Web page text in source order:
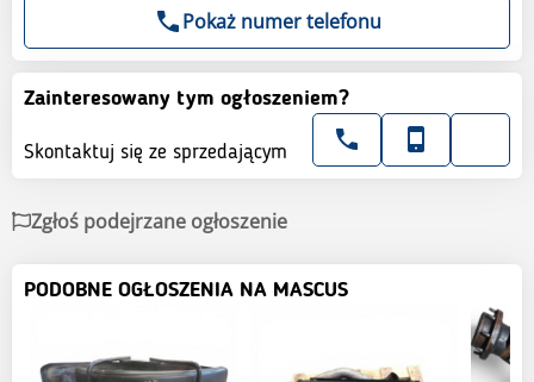
Pokaż numer telefonu
Zainteresowany tym ogłoszeniem?
Skontaktuj się ze sprzedającym
Zgłoś podejrzane ogłoszenie
PODOBNE OGŁOSZENIA NA MASCUS